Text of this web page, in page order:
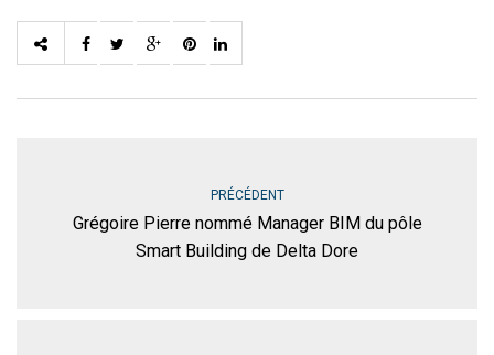
PRÉCÉDENT
Grégoire Pierre nommé Manager BIM du pôle
Smart Building de Delta Dore